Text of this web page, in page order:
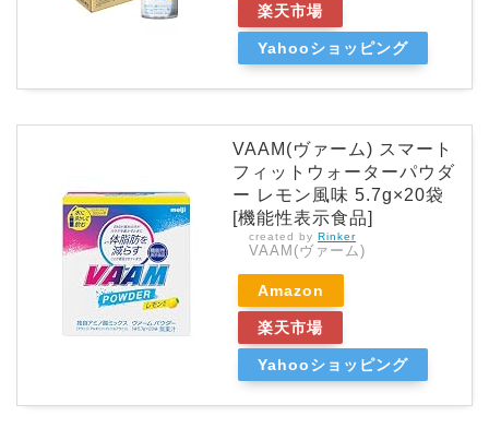
楽天市場
Yahooショッピング
VAAM(ヴァーム) スマート
フィットウォーターパウダ
ー レモン風味 5.7g×20袋
[機能性表示食品]
created by Rinker
VAAM(ヴァーム)
Amazon
楽天市場
Yahooショッピング